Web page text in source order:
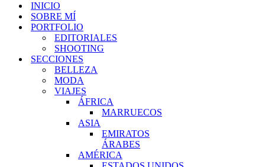
navegación
INICIO
SOBRE MÍ
PORTFOLIO
EDITORIALES
SHOOTING
SECCIONES
BELLEZA
MODA
VIAJES
ÁFRICA
MARRUECOS
ASIA
EMIRATOS
ÁRABES
AMÉRICA